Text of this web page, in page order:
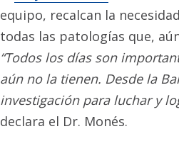
equipo, recalcan la
todas las patologías que,
“Todos los días son
aún no la tienen. Desde la
investigación para luchar y
declara el Dr. Monés.